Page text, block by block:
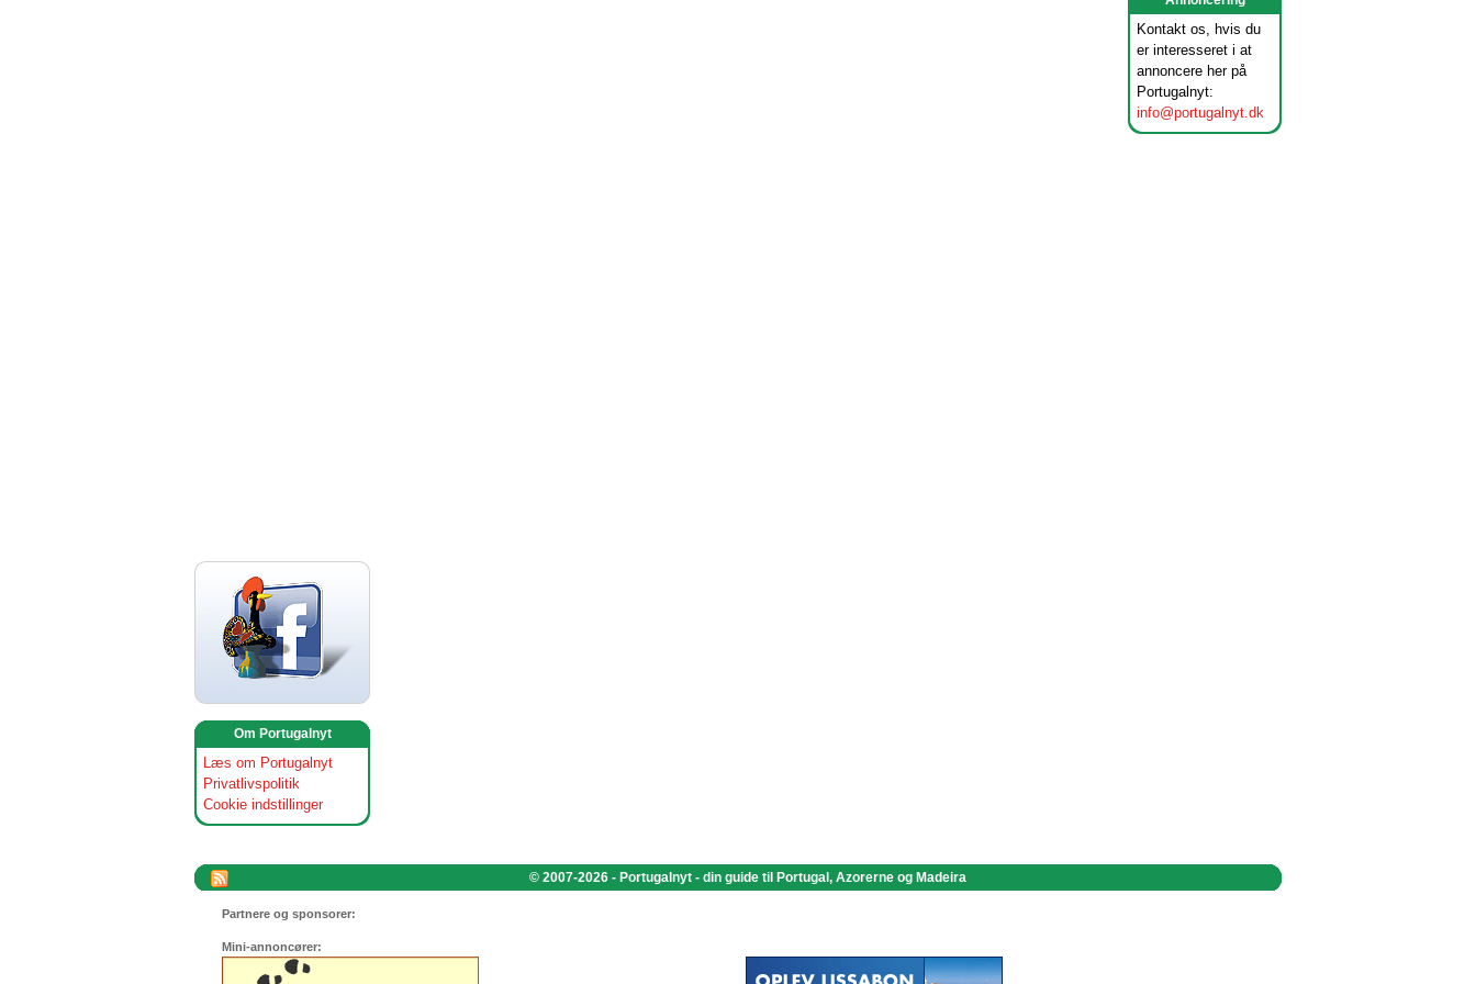
Kontakt os, hvis du
er interesseret i at
annoncere her på
Portugalnyt:
info@portugalnyt.dk
Om Portugalnyt
Læs om Portugalnyt
Privatlivspolitik
Cookie indstillinger
© 2007-2026 - Portugalnyt - din guide til Portugal, Azorerne og Madeira
Partnere og sponsorer:
Mini-annoncører: